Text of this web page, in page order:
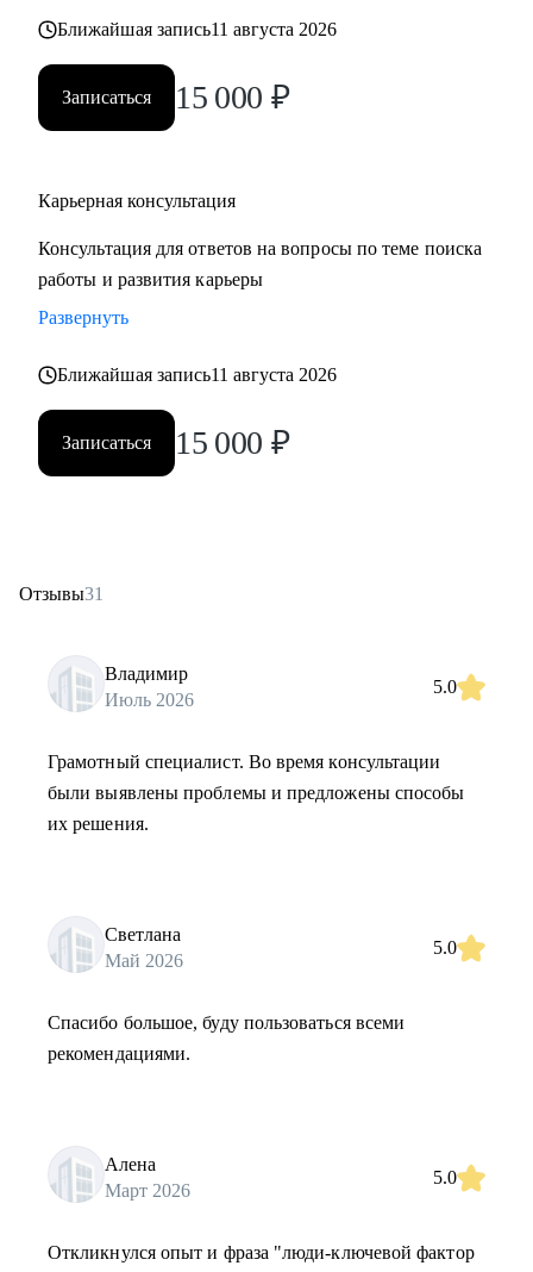
также замотивировать на движение к желаемой цели.
Ближайшая запись11 августа 2026
Записаться 15 000 ₽
Карьерная консультация
Консультация для ответов на вопросы по теме поиска
работы и развития карьеры
Развернуть
Ближайшая запись11 августа 2026
Записаться 15 000 ₽
Отзывы31
Владимир
Июль 2026
5.0
Грамотный специалист. Во время консультации
были выявлены проблемы и предложены способы
их решения.
Светлана
Май 2026
5.0
Спасибо большое, буду пользоваться всеми
рекомендациями.
Алена
Март 2026
5.0
Откликнулся опыт и фраза "люди-ключевой фактор